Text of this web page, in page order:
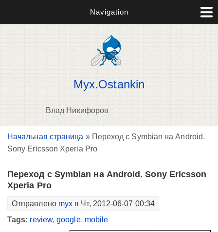
Navigation
Myx.Ostankin
Влад Никифоров
Вы здесь
Начальная страница » Переход с Symbian на Android.
Sony Ericsson Xperia Pro
Переход с Symbian на Android. Sony Ericsson
Xperia Pro
Отправлено myx в Чт, 2012-06-07 00:34
Tags: review,google, mobile